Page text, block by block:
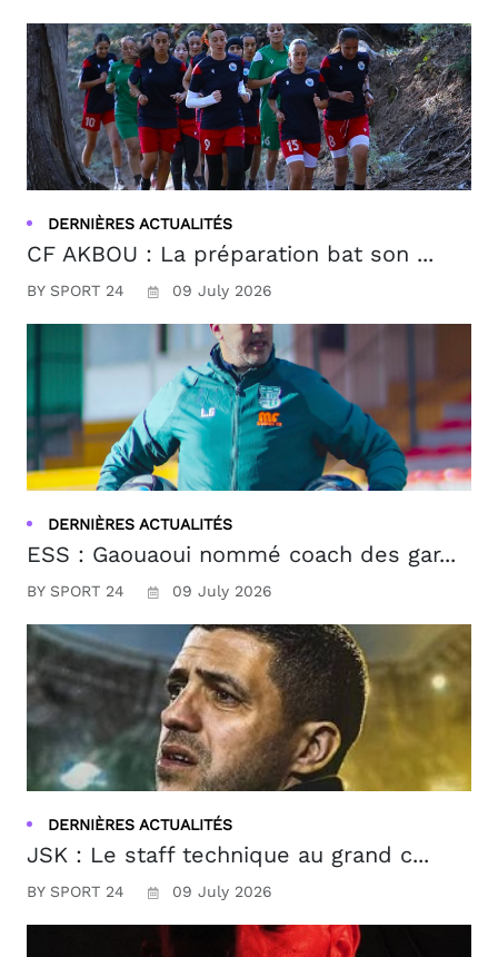
DERNIÈRES ACTUALITÉS
CF AKBOU : La préparation bat son ...
BY SPORT 24 09 July 2026
DERNIÈRES ACTUALITÉS
ESS : Gaouaoui nommé coach des gar...
BY SPORT 24 09 July 2026
DERNIÈRES ACTUALITÉS
JSK : Le staff technique au grand c...
BY SPORT 24 09 July 2026